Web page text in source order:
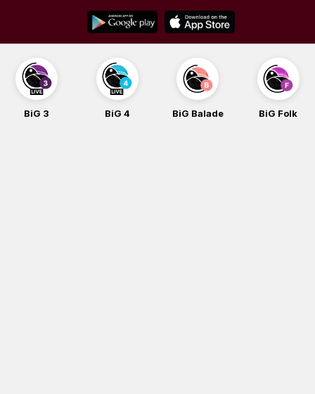
content
BiG 3 BiG 4 BiG Balade BiG Folk